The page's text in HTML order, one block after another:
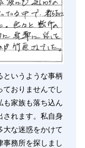
というような事柄
ておりませんでし
も家族も落ち込ん
されます。私自身
大な迷惑をかけて
事務所を探しまし